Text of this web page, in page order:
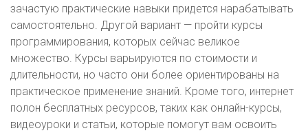
зачастую практические навыки придется нарабатывать
самостоятельно. Другой вариант — пройти курсы
программирования, которых сейчас великое
множество. Курсы варьируются по стоимости и
длительности, но часто они более ориентированы на
практическое применение знаний. Кроме того, интернет
полон бесплатных ресурсов, таких как онлайн-курсы,
видеоуроки и статьи, которые помогут вам освоить